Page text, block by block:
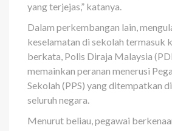
yang terjejas,” katanya.
Dalam perkembangan lain,
keselamatan di sekolah termasuk
berkata, Polis Diraja Malaysia
memainkan peranan menerusi
Sekolah (PPS) yang ditempatkan
seluruh negara.
Menurut beliau, pegawai